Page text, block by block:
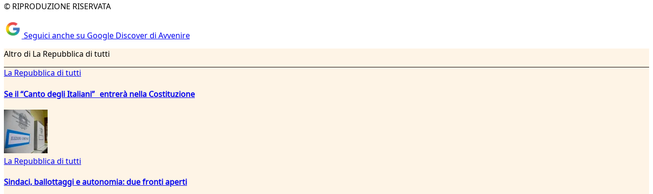
© RIPRODUZIONE RISERVATA
Seguici anche su Google Discover di Avvenire
Altro di La Repubblica di tutti
La Repubblica di tutti
Se il “Canto degli Italiani” entrerà nella Costituzione
La Repubblica di tutti
Sindaci, ballottaggi e autonomia: due fronti aperti